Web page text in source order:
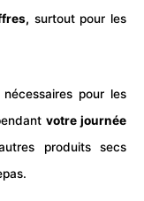
surtout pour les
pour les
votre journée
produits secs